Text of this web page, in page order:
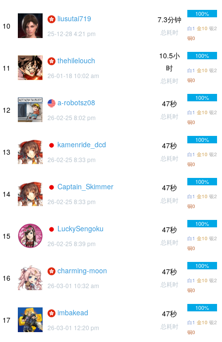
10
liusutai719
25-12-28 4:21 pm
7.3分钟
总耗时
100%
白1 金10 银2
铜0
11
thehilelouch
26-01-18 10:02 am
10.5小
时
总耗时
100%
白1 金10 银2
铜0
12
a-robotsz08
26-02-25 8:02 pm
47秒
总耗时
100%
白1 金10 银2
铜0
13
kamenride_dcd
26-02-25 8:33 pm
47秒
总耗时
100%
白1 金10 银2
铜0
14
Captain_Skimmer
26-02-25 8:33 pm
47秒
总耗时
100%
白1 金10 银2
铜0
15
LuckySengoku
26-02-25 8:39 pm
47秒
总耗时
100%
白1 金10 银2
铜0
16
charming-moon
26-03-01 10:32 am
47秒
总耗时
100%
白1 金10 银2
铜0
17
imbakead
26-03-01 12:20 pm
47秒
总耗时
100%
白1 金10 银2
铜0